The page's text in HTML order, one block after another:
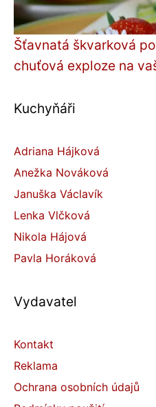
Šťavnatá škvarková
chuťová exploze na
Kuchyňáři
Adriana Hájková
Anežka Nováková
Januška Václavík
Lenka Vlčková
Nikola Hájová
Pavla Horáková
Vydavatel
Kontakt
Reklama
Ochrana osobních údajů